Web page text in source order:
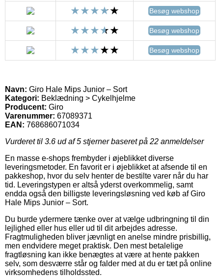
Besøg webshop
Besøg webshop
Besøg webshop
Navn: Giro Hale Mips Junior – Sort
Kategori: Beklædning > Cykelhjelme
Producent: Giro
Varenummer: 67089371
EAN: 768686071034
Vurderet til 3.6 ud af 5 stjerner baseret på 22 anmeldelser
En masse e-shops frembyder i øjeblikket diverse
leveringsmetoder. En favorit er i øjeblikket at afsende til en
pakkeshop, hvor du selv henter de bestilte varer når du har
tid. Leveringstypen er altså yderst overkommelig, samt
endda også den billigste leveringsløsning ved køb af Giro
Hale Mips Junior – Sort.
Du burde ydermere tænke over at vælge udbringning til din
lejlighed eller hus eller ud til dit arbejdes adresse.
Fragtmuligheden bliver jævnligt en anelse mindre prisbillig,
men endvidere meget praktisk. Den mest betalelige
fragtløsning kan ikke benægtes at være at hente pakken
selv, som desværre står og falder med at du er tæt på online
virksomhedens tilholdssted.